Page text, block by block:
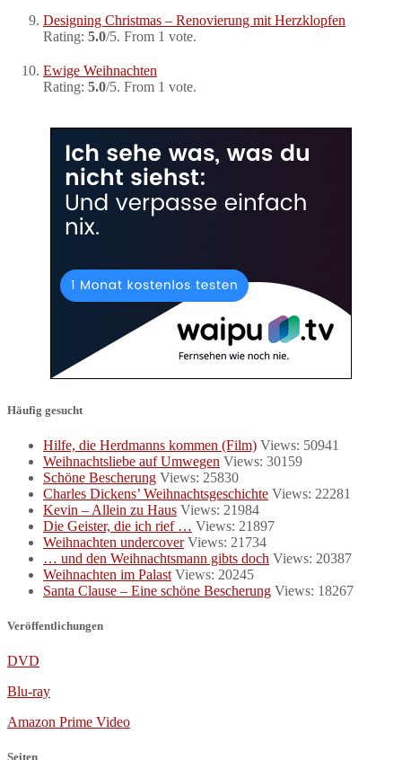
Designing Christmas – Renovierung mit Herzklopfen
Rating: 5.0/5. From 1 vote.
Ewige Weihnachten
Rating: 5.0/5. From 1 vote.
Häufig gesucht
Hilfe, die Herdmanns kommen (Film) Views: 50941
Weihnachtsliebe auf Umwegen Views: 30159
Schöne Bescherung Views: 25830
Charles Dickens’ Weihnachtsgeschichte Views: 22281
Kevin – Allein zu Haus Views: 21984
Die Geister, die ich rief … Views: 21897
Weihnachten undercover Views: 21734
… und den Weihnachtsmann gibts doch Views: 20387
Weihnachten im Palast Views: 20245
Santa Clause – Eine schöne Bescherung Views: 18267
Veröffentlichungen
DVD
Blu-ray
Amazon Prime Video
Seiten